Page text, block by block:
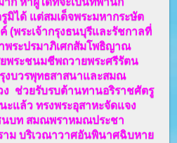
มิได้ แต่สมเด็จพระมหากระษัต
(พระเจ้ากรุงธนบุรีและรัชกาลที่
พระปรมาภิเศกสัมโพธิญาณ
พระชนมชีพถวายพระศรีรัตน
งบวรพุทธสาสนาและสมณ
ง ช่วยรับรบต้านทานอริราชศัตรู
แล้ว ทรงพระอุสาหะจัดแจง
บท สมณพราหมณประชา
าม บริเวณาวาศอันพินาศฉิบหาย